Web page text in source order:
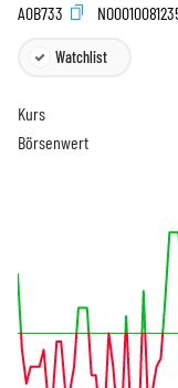
A0B733
Watchlist
Kurs
Börsenwert